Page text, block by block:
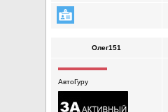
Олег151
АвтоГуру